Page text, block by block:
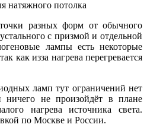
разных форм от обычного
с призмой и отдельной
лампы есть некоторые
как изза нагрева перегревается
ламп тут ограничений нет
не произойдёт в плане
нагрева источника света.
по Москве и России.